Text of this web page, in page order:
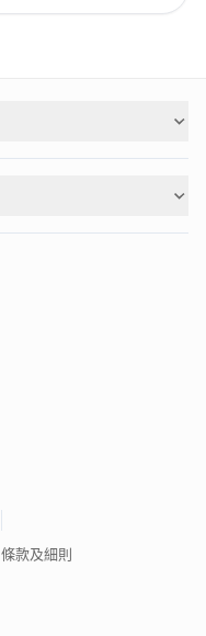
條款及細則